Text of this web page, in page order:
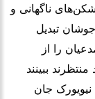
ناگهانی و
تبدیل
را از
ببینند
جان